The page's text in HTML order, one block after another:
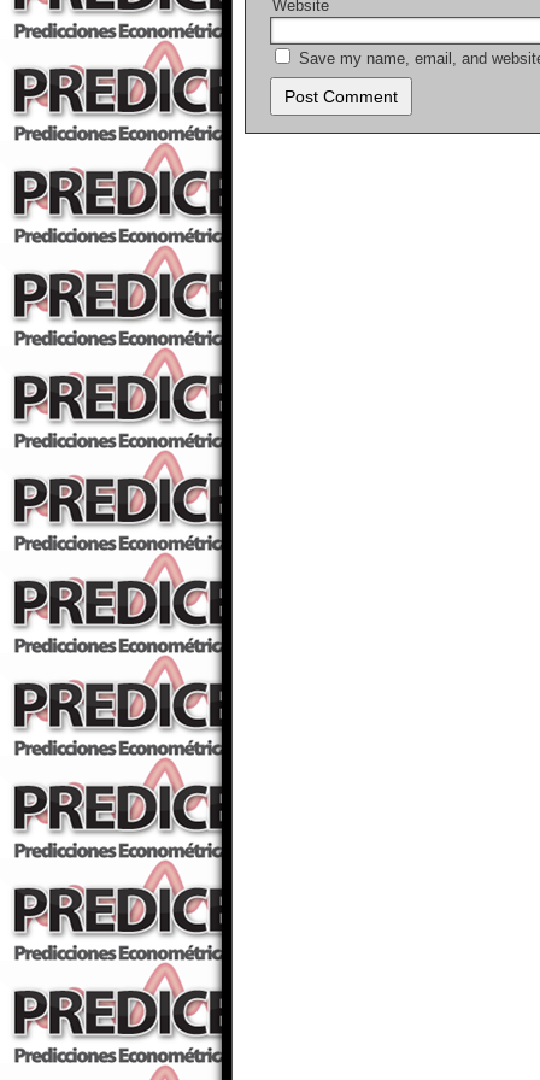
Website
Save my name, email, and